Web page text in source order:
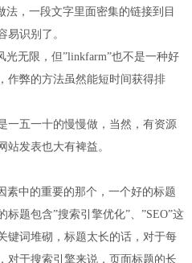
，一段文字里面密集的链接到目
易识别了。
无限，但”linkfarm”也不是一种好
作弊的方法虽然能短时间获得排
五一十的慢慢做，当然，有资源
站发表也大有裨益。
中的重要的那个，一个好的标题
题包含”搜索引擎优化”、”SEO”这
键词堆砌，标题太长的话，对于每
对于搜索引擎来说，页面标题的长